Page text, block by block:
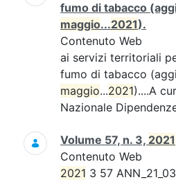
fumo di tabacco
maggio...2021).
Contenuto Web
ai servizi territoriali
fumo di tabacco
maggio...2021)....A
Nazionale
Volume 57, n. 3, 2021
Contenuto Web
2021 3 57